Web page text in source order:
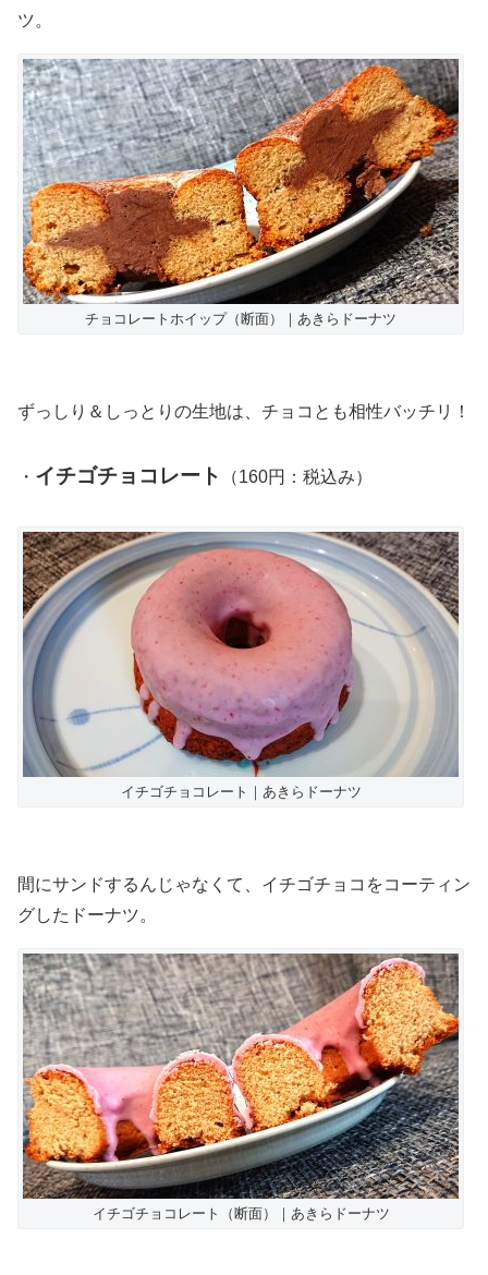
ツ。
チョコレートホイップ（断面）｜あきらドーナツ
ずっしり＆しっとりの生地は、チョコとも相性バッチリ！
・ イチゴチョコレート （160円：税込み）
イチゴチョコレート｜あきらドーナツ
間にサンドするんじゃなくて、イチゴチョコをコーティン
グしたドーナツ。
イチゴチョコレート（断面）｜あきらドーナツ